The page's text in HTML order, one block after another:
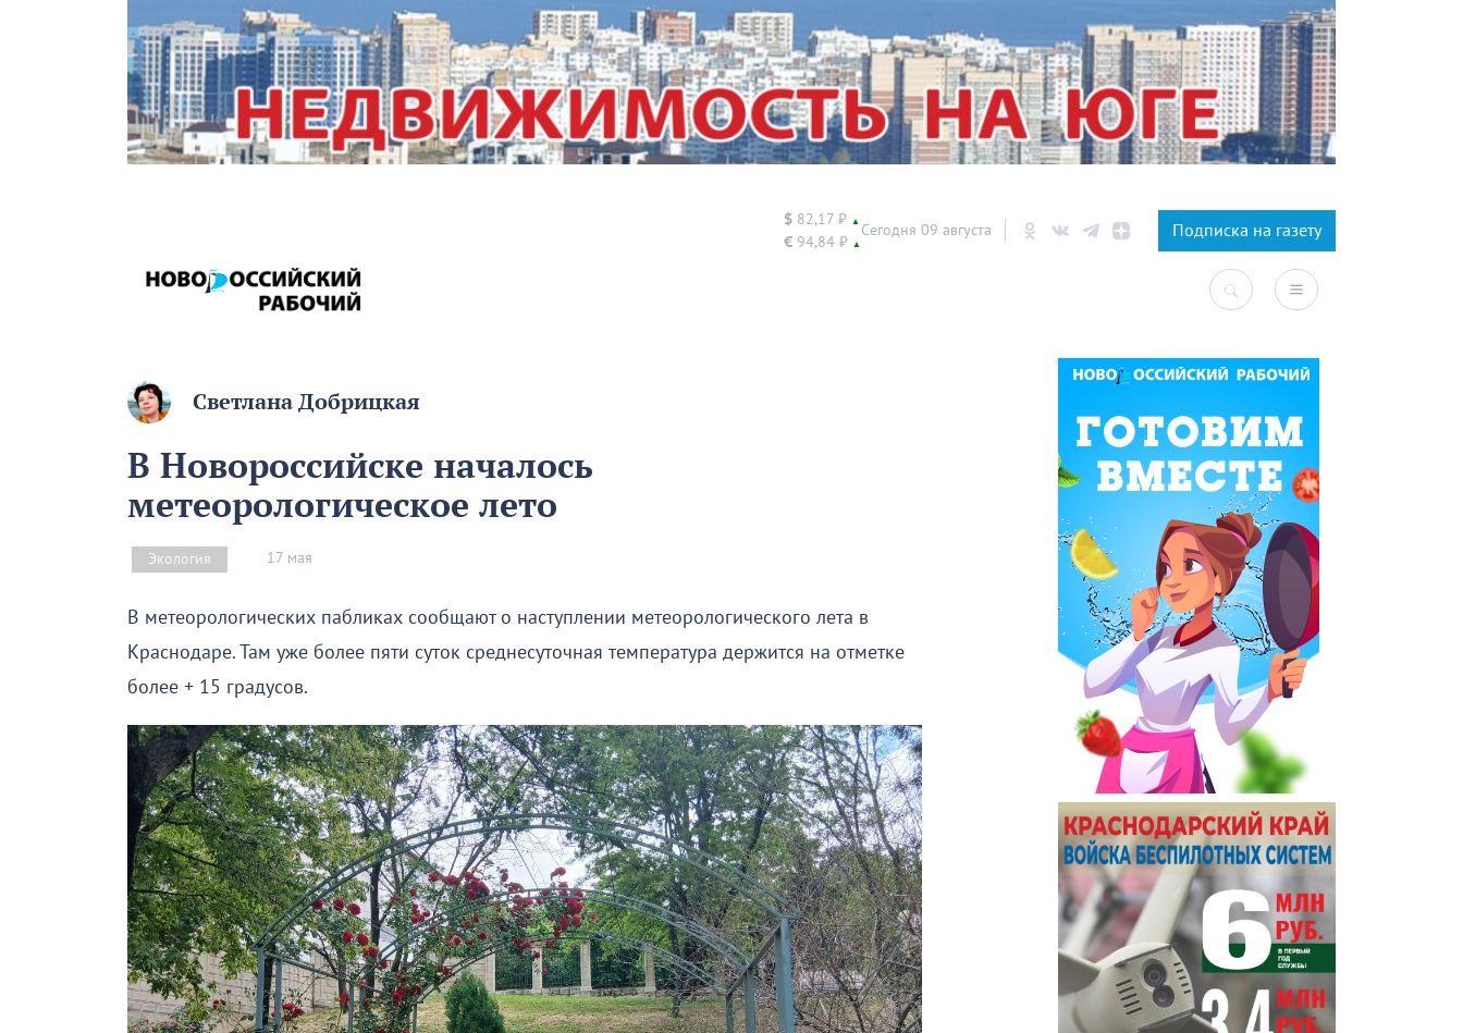
$ 82,17 ₽ ▲
€ 94,84 ₽ ▲
Сегодня 09 августа Подписка на газету
Светлана Добрицкая
В Новороссийске началось
метеорологическое лето
Экология 17 мая
В метеорологических пабликах сообщают о наступлении метеорологического лета в
Краснодаре. Там уже более пяти суток среднесуточная температура держится на отметке
более + 15 градусов.